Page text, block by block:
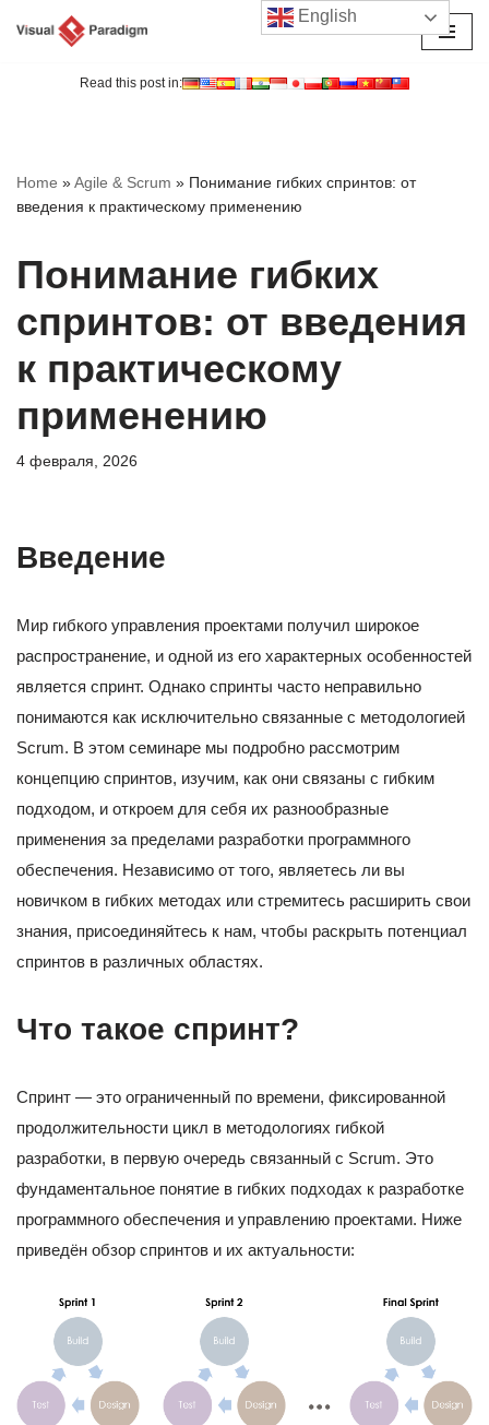
Read this post in:
Home »Agile & Scrum » Понимание гибких спринтов: от
введения к практическому применению
Понимание гибких
спринтов: от введения
к практическому
применению
4 февраля, 2026
Введение
Мир гибкого управления проектами получил широкое
распространение, и одной из его характерных особенностей
является спринт. Однако спринты часто неправильно
понимаются как исключительно связанные с методологией
Scrum. В этом семинаре мы подробно рассмотрим
концепцию спринтов, изучим, как они связаны с гибким
подходом, и откроем для себя их разнообразные
применения за пределами разработки программного
обеспечения. Независимо от того, являетесь ли вы
новичком в гибких методах или стремитесь расширить свои
знания, присоединяйтесь к нам, чтобы раскрыть потенциал
спринтов в различных областях.
Что такое спринт?
Спринт — это ограниченный по времени, фиксированной
продолжительности цикл в методологиях гибкой
разработки, в первую очередь связанный с Scrum. Это
фундаментальное понятие в гибких подходах к разработке
программного обеспечения и управлению проектами. Ниже
приведён обзор спринтов и их актуальности:
English